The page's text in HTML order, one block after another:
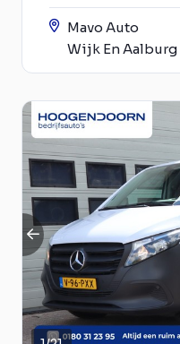
Mavo Auto
Wijk En Aalburg